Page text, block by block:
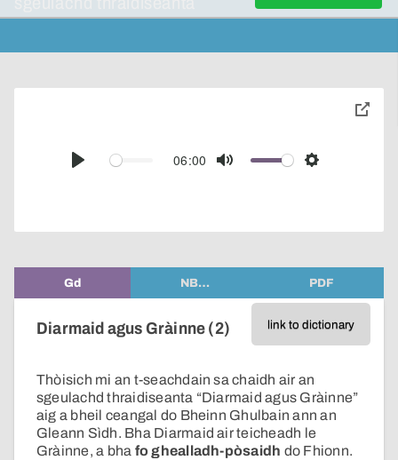
Play
06:00
Mute Settings
toggle
Gd NB… PDF
link to dictionary
Diarmaid agus Gràinne (2)
Thòisich mi an t-seachdain sa chaidh air an
sgeulachd thraidiseanta “Diarmaid agus Gràinne”
aig a bheil ceangal do Bheinn Ghulbain ann an
Gleann Sìdh. Bha Diarmaid air teicheadh le
Gràinne, a bha fo ghealladh-pòsaidh do Fhionn.